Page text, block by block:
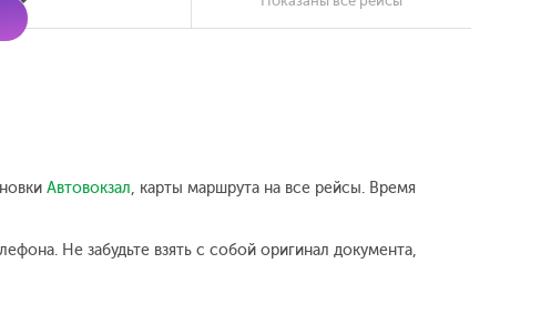
Автовокзал, карты маршрута на все рейсы. Время
Не забудьте взять с собой оригинал документа,